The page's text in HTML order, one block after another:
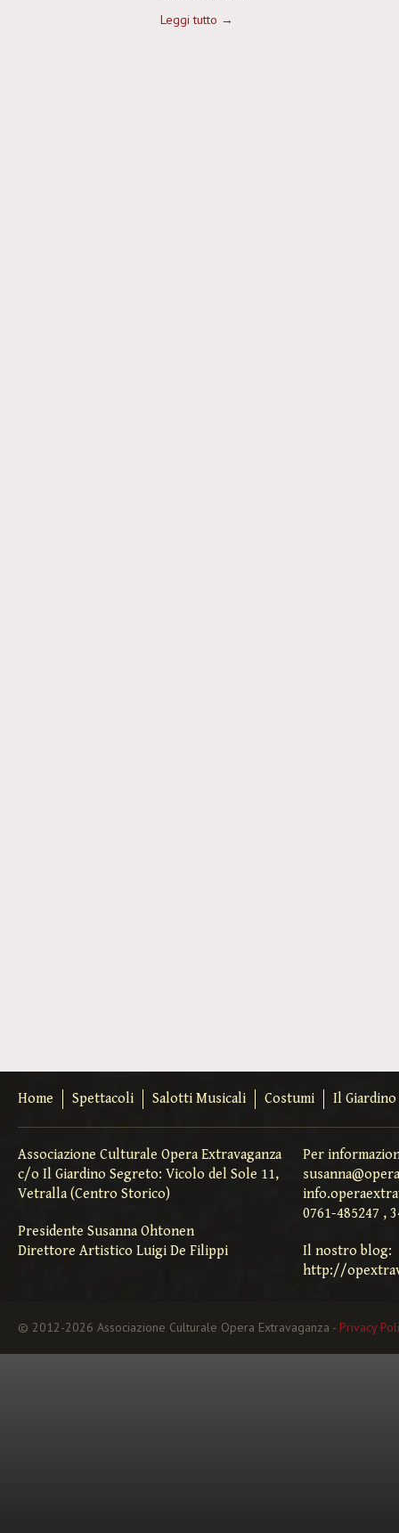
Leggi tutto →
Home Spettacoli Salotti Musicali Costumi Il
Associazione Culturale Opera Extravaganza
c/o Il Giardino Segreto: Vicolo del Sole 11,
Vetralla (Centro Storico)
Presidente Susanna Ohtonen
Direttore Artistico Luigi De Filippi
Per
0761-485247 ,
Il nostro blog:
http://
© 2012-2026 Associazione Culturale Opera Extravaganza - Privacy